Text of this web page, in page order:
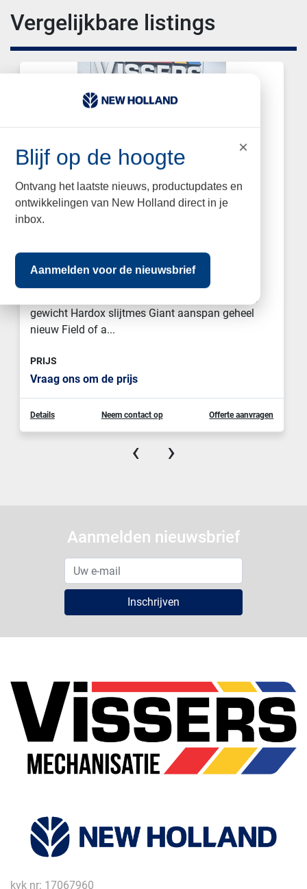
Vergelijkbare listings
2023 Tobroco Grondbak 130 cm Giant
aanspan
gewicht Hardox slijtmes Giant aanspan geheel
nieuw Field of a...
PRIJS
Vraag ons om de prijs
Details Neem contact op Offerte aanvragen
‹ ›
Aanmelden nieuwsbrief
Inschrijven
kvk nr: 17067960
×
Blijf op de hoogte
Ontvang het laatste nieuws, productupdates en
ontwikkelingen van New Holland direct in je
inbox.
Aanmelden voor de nieuwsbrief